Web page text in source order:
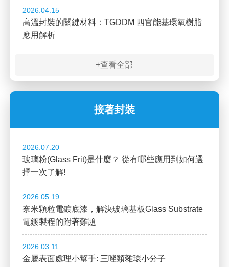
2026.04.15
高溫封裝的關鍵材料：TGDDM 四官能基環氧樹脂
應用解析
+查看全部
接著封裝
2026.07.20
玻璃粉(Glass Frit)是什麼？ 從有哪些應用到如何選
擇一次了解!
2026.05.19
奈米顆粒電鍍底漆，解決玻璃基板Glass Substrate
電鍍製程的附著難題
2026.03.11
金屬表面處理小幫手: 三唑類雜環小分子